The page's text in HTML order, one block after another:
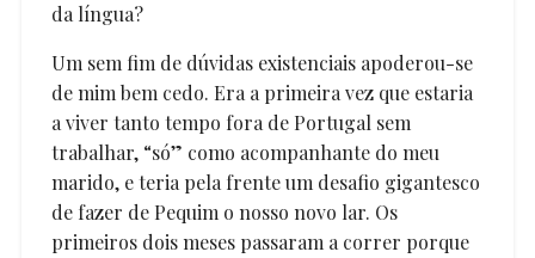
da língua?
Um sem fim de dúvidas existenciais apoderou-se
de mim bem cedo. Era a primeira vez que estaria
a viver tanto tempo fora de Portugal sem
trabalhar, “só” como acompanhante do meu
marido, e teria pela frente um desafio gigantesco
de fazer de Pequim o nosso novo lar. Os
primeiros dois meses passaram a correr porque